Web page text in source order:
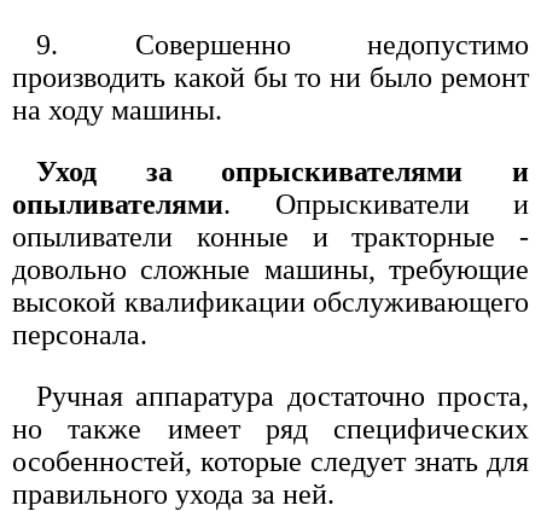
9. Совершенно недопустимо
производить какой бы то ни было ремонт
на ходу машины.
Уход за опрыскивателями и
опыливателями. Опрыскиватели и
опыливатели конные и тракторные -
довольно сложные машины, требующие
высокой квалификации обслуживающего
персонала.
Ручная аппаратура достаточно проста,
но также имеет ряд специфических
особенностей, которые следует знать для
правильного ухода за ней.